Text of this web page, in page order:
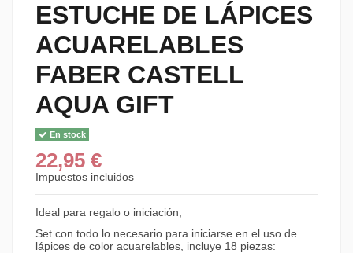
ESTUCHE DE LÁPICES
ACUARELABLES
FABER CASTELL
AQUA GIFT
En stock
22,95 €
Impuestos incluidos
Ideal para regalo o iniciación,
Set con todo lo necesario para iniciarse en el uso de
lápices de color acuarelables, incluye 18 piezas: